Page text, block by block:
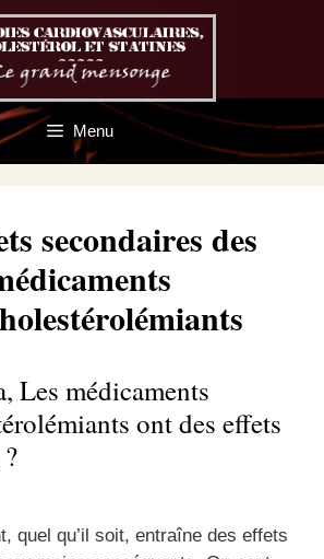
Menu
secondaires des
Les médicaments
ont des effets
quel qu’il soit, entraîne des effets